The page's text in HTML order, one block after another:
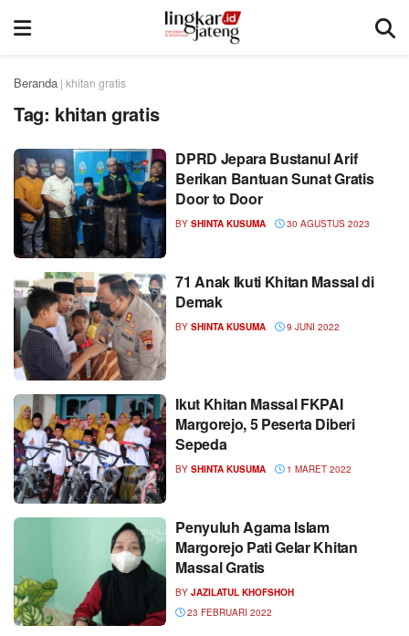
Beranda | khitan gratis
Tag: khitan gratis
DPRD Jepara Bustanul Arif
Berikan Bantuan Sunat Gratis
Door to Door
BY SHINTA KUSUMA 30 AGUSTUS 2023
71 Anak Ikuti Khitan Massal di
Demak
BY SHINTA KUSUMA 9 JUNI 2022
Ikut Khitan Massal FKPAI
Margorejo, 5 Peserta Diberi
Sepeda
BY SHINTA KUSUMA 1 MARET 2022
Penyuluh Agama Islam
Margorejo Pati Gelar Khitan
Massal Gratis
BY JAZILATUL KHOFSHOH
23 FEBRUARI 2022